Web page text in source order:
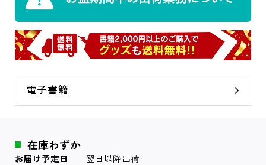
電子書籍
在庫わずか
お届け予定日 翌日以降出荷